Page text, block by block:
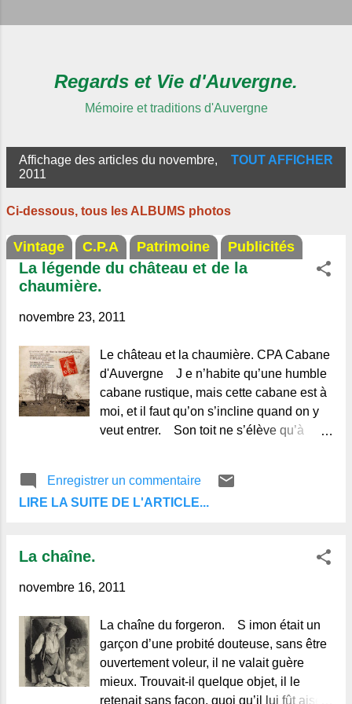
Regards et Vie d'Auvergne.
Mémoire et traditions d'Auvergne
A
r
t
i
c
Affichage des articles du novembre,
2011
TOUT AFFICHER
Ci-dessous, tous les ALBUMS photos
Vintage C.P.A Patrimoine Publicités
La légende du château et de la
chaumière.
novembre 23, 2011
Le château et la chaumière. CPA Cabane
d'Auvergne J e n’habite qu’une humble
cabane rustique, mais cette cabane est à
moi, et il faut qu’on s’incline quand on y
veut entrer. Son toit ne s’élève qu’à
superbe. Là, réside un grand seigneur,
inquiet dans son faste et son opulence.
quand tout à coup, j’entends aboyer sa
Seigneurie s’avance vers moi, tandis que
je chantais avec bonheur les bontés de la
Providence. C’était une chanson que
j’avais faite moi-même pour louer le Dieu
qui me donne la Paix et le contentement,
Enregistrer un commentaire
LIRE LA SUITE DE L'ARTICLE...
La chaîne.
novembre 16, 2011
La chaîne du forgeron. S imon était un
garçon d’une probité douteuse, sans être
ouvertement voleur, il ne valait guère
mieux. Trouvait-il quelque objet, il le
retenait sans façon, quoi qu’il lui fût aisé